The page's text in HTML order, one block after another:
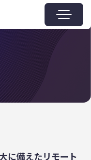
に備えたリモート